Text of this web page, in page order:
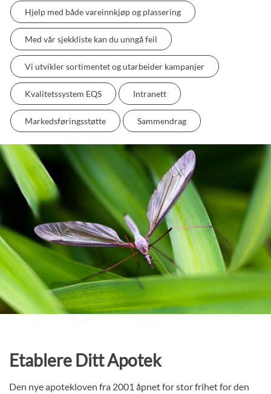
Hjelp med både vareinnkjøp og plassering
Med vår sjekkliste kan du unngå feil
Vi utvikler sortimentet og utarbeider kampanjer
Kvalitetssystem EQS Intranett
Markedsføringsstøtte Sammendrag
Etablere Ditt Apotek
Den nye apotekloven fra 2001 åpnet for stor frihet for den